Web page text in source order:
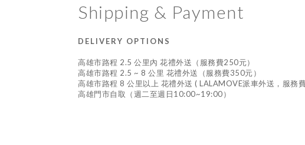
Shipping & Payment
DELIVERY OPTIONS
高雄市路程 2.5 公里內 花禮外送（服務費250元）
高雄市路程 2.5 ~ 8 公里 花禮外送（服務費350元）
高雄市路程 8 公里以上 花禮外送 ( LALAMOVE派車外送，服務
高雄門市自取（週二至週日10:00~19:00）